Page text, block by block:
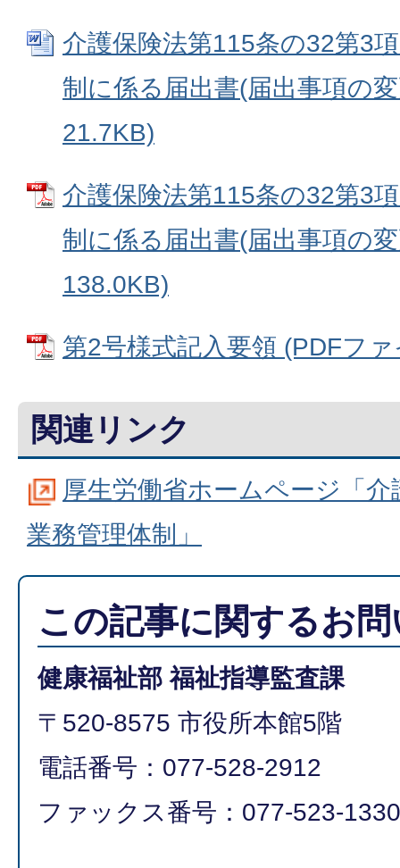
介護保険法第115条の32第3
制に係る届出書(届出事項の
21.7KB)
介護保険法第115条の32第3
制に係る届出書(届出事項の
138.0KB)
第2号様式記入要領 (PDFフ
関連リンク
厚生労働省ホームページ「
業務管理体制」
この記事に関するお
健康福祉部 福祉指導監査課
〒520-8575 市役所本館5階
電話番号：077-528-2912
ファックス番号：077-523-1330